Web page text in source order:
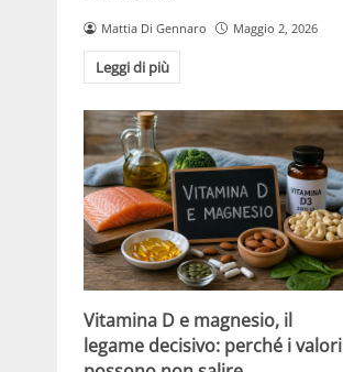
Mattia Di Gennaro Maggio 2, 2026
Leggi di più
Vitamina D e magnesio, il
legame decisivo: perché i valori